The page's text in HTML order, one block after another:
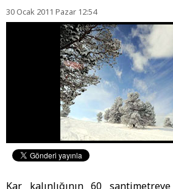
30 Ocak 2011 Pazar 12:54
Kar kalınlığının 60 santimetreye